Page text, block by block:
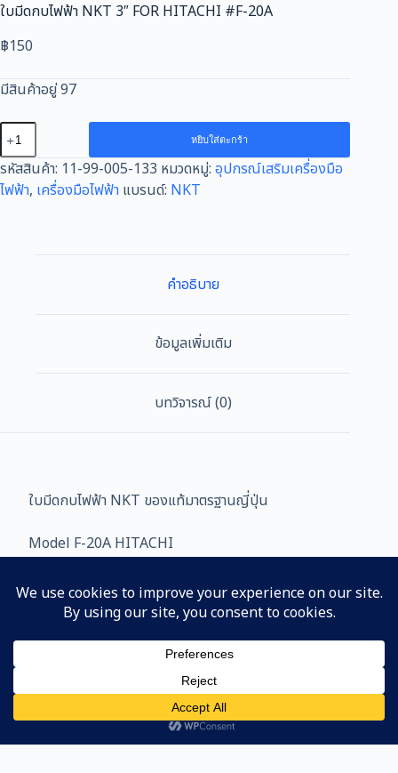
ใบมีดกบไฟฟ้า NKT 3″ FOR HITACHI #F-20A
฿150
มีสินค้าอยู่ 97
จำนวน
ใบ
มีด
กบ
หยิบใส่ตะกร้า
รหัสสินค้า: 11-99-005-133 หมวดหมู่: อุปกรณ์เสริมเครื่องมือ
ไฟฟ้า, เครื่องมือไฟฟ้า แบรนด์: NKT
คำอธิบาย
ข้อมูลเพิ่มเติม
บทวิจารณ์ (0)
ใบมีดกบไฟฟ้า NKT ของแท้มาตรฐานญี่ปุ่น
Model F-20A HITACHI
ขนาด 82x29x3 MM.
Copyright © 2023 | NAKATA-Cun Co,. Ltd.
Line